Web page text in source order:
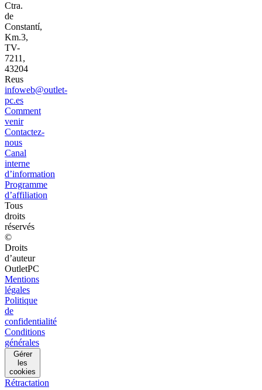
Ctra.
de
Constantí,
Km.3,
TV-
7211,
43204
Reus
infoweb@outlet-
pc.es
Comment
venir
Contactez-
nous
Canal
interne
d’information
Programme
d’affiliation
Tous
droits
réservés
©
Droits
d’auteur
OutletPC
Mentions
légales
Politique
de
confidentialité
Conditions
générales
Gérer
les
cookies
Rétractation